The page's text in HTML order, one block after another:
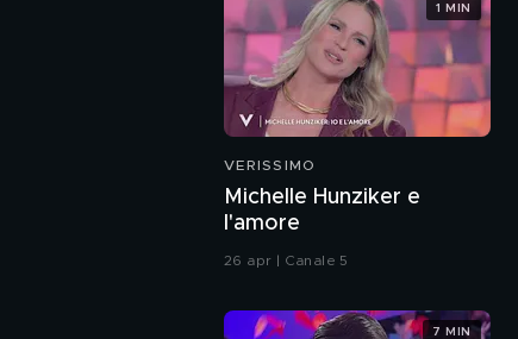
VERISSIMO
Michelle Hunziker e
l'amore
26 apr | Canale 5
1 MIN
7 MIN